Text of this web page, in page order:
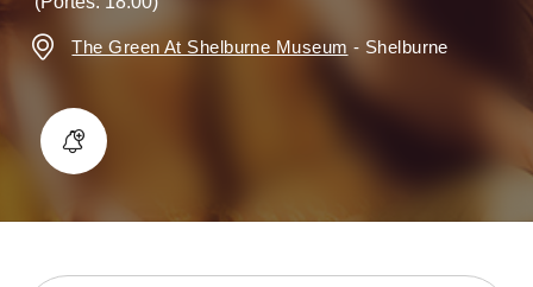
The Green At Shelburne Museum - Shelburne